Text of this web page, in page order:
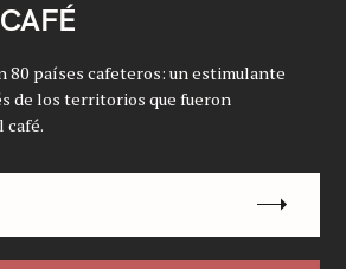
80 países cafeteros: un estimulante
de los territorios que fueron
café.